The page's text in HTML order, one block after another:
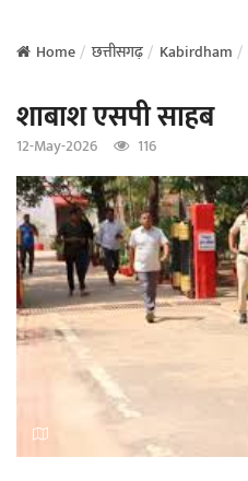
a
i
g
t
i
o
n
Home छत्तीसगढ़ Kabirdham
शाबाश एसपी साहब
12-May-2026 116